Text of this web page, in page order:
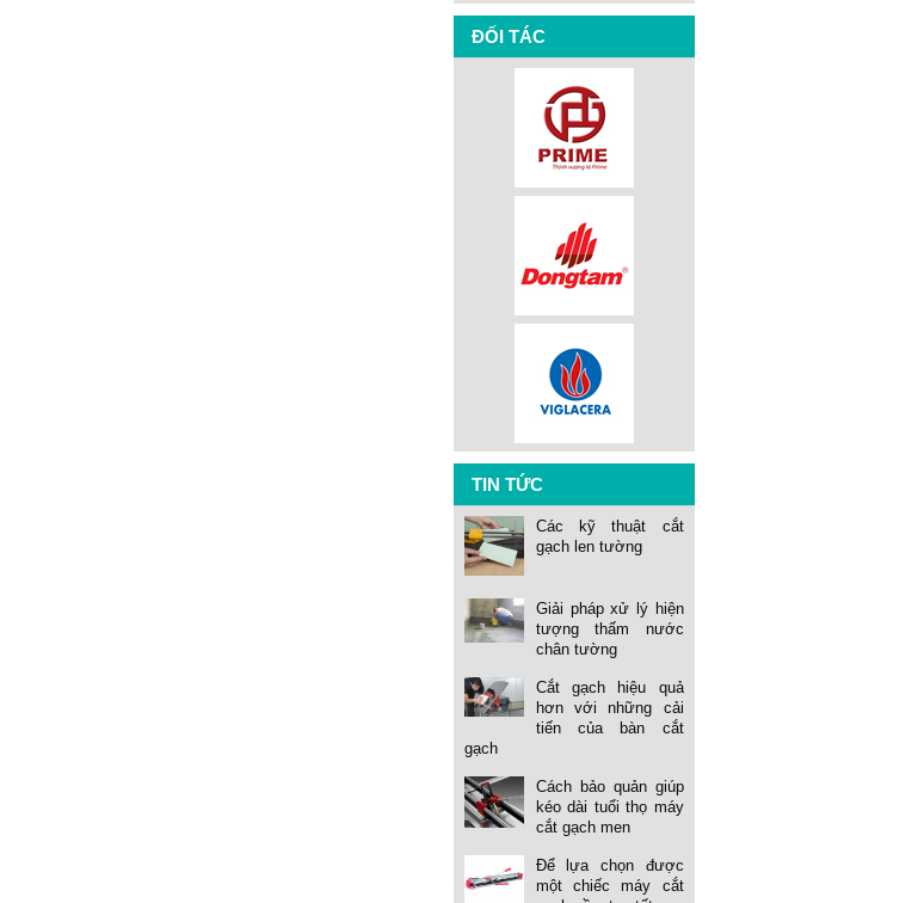
ĐỐI TÁC
TIN TỨC
Các kỹ thuật cắt
gạch len tường
Giải pháp xử lý hiện
tượng thấm nước
chân tường
Cắt gạch hiệu quả
hơn với những cải
tiến của bàn cắt
gạch
Cách bảo quản giúp
kéo dài tuổi thọ máy
cắt gạch men
Để lựa chọn được
một chiếc máy cắt